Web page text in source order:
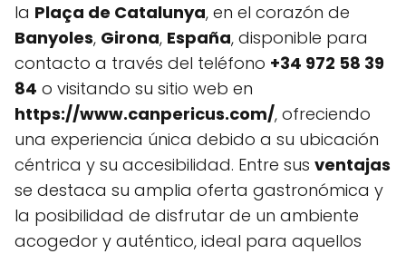
la Plaça de Catalunya, en el corazón de
Banyoles, Girona, España, disponible para
contacto a través del teléfono +34 972 58 39
84 o visitando su sitio web en
https://www.canpericus.com/, ofreciendo
una experiencia única debido a su ubicación
céntrica y su accesibilidad. Entre sus ventajas
se destaca su amplia oferta gastronómica y
la posibilidad de disfrutar de un ambiente
acogedor y auténtico, ideal para aquellos